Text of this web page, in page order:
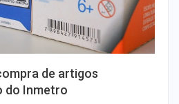
de artigos
do Inmetro